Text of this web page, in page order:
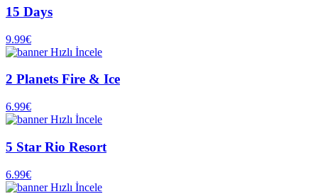
15 Days
9.99€
Hızlı İncele
2 Planets Fire & Ice
6.99€
Hızlı İncele
5 Star Rio Resort
6.99€
Hızlı İncele